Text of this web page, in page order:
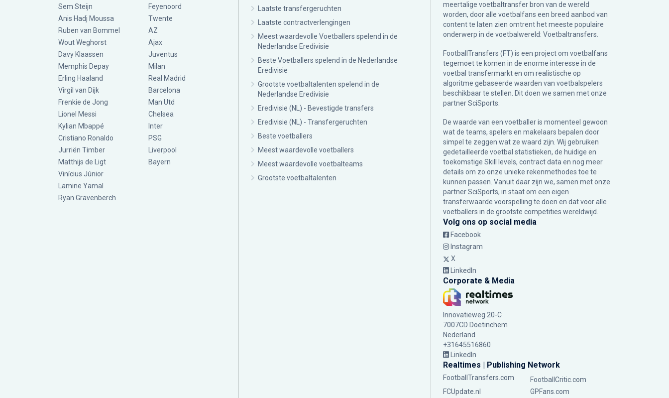
Sem Steijn
Anis Hadj Moussa
Ruben van Bommel
Wout Weghorst
Davy Klaassen
Memphis Depay
Erling Haaland
Virgil van Dijk
Frenkie de Jong
Lionel Messi
Kylian Mbappé
Cristiano Ronaldo
Jurriën Timber
Matthijs de Ligt
Vinícius Júnior
Lamine Yamal
Ryan Gravenberch
Feyenoord
Twente
AZ
Ajax
Juventus
Milan
Real Madrid
Barcelona
Man Utd
Chelsea
Inter
PSG
Liverpool
Bayern
Laatste transfergeruchten
Laatste contractverlengingen
Meest waardevolle Voetballers spelend in de
Nederlandse Eredivisie
Beste Voetballers spelend in de Nederlandse
Eredivisie
Grootste voetbaltalenten spelend in de
Nederlandse Eredivisie
Eredivisie (NL) - Bevestigde transfers
Eredivisie (NL) - Transfergeruchten
Beste voetballers
Meest waardevolle voetballers
Meest waardevolle voetbalteams
Grootste voetbaltalenten
meertalige voetbaltransfer bron van de wereld
worden, door alle voetbalfans een breed aanbod van
content te laten zien omtrent het meeste populaire
onderwerp in de voetbalwereld: Voetbaltransfers.
FootballTransfers (FT) is een project om voetbalfans
tegemoet te komen in de enorme interesse in de
voetbal transfermarkt en om realistische op
algoritme gebaseerde waarden van voetbalspelers
beschikbaar te stellen. Dit doen we samen met onze
partnerSciSports
De waarde van een voetballer is momenteel gewoon
wat de teams, spelers en makelaars bepalen door
simpel te zeggen wat ze waard zijn. Wij gebruiken
gedetailleerde voetbal statistieken, de huidige en
toekomstige Skill levels, contract data en nog meer
details om zo onze unieke rekenmethodes toe te
kunnen passen. Vanuit daar zijn we, samen met onze
partner SciSports, in staat om een eigen
transferwaarde voorspelling te doen en dat voor alle
voetballers in de grootste competities wereldwijd.
Volg ons op social media
Facebook
Instagram
X
LinkedIn
Corporate & Media
Innovatieweg 20-C
7007CD Doetinchem
Nederland
+31645516860
LinkedIn
Realtimes | Publishing Network
FootballTransfers.com
FootballCritic.com
FCUpdate.nl
GPFans.com